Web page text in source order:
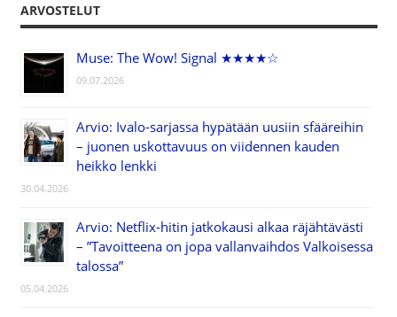
ARVOSTELUT
Muse: The Wow! Signal ★★★★☆
09.07.2026
Arvio: Ivalo-sarjassa hypätään uusiin sfääreihin
– juonen uskottavuus on viidennen kauden
heikko lenkki
30.04.2026
Arvio: Netflix-hitin jatkokausi alkaa räjähtävästi
– ”Tavoitteena on jopa vallanvaihdos Valkoisessa
talossa”
05.04.2026